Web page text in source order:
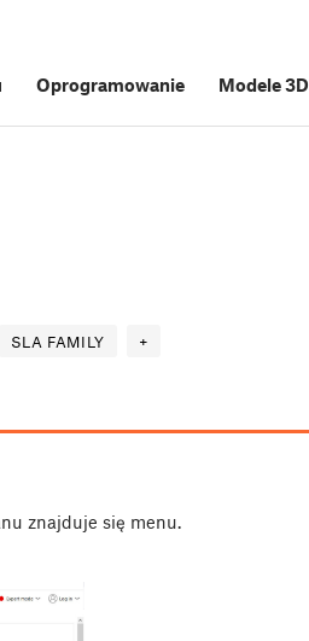
Oprogramowanie Modele 3D
SLA FAMILY +
znajduje się menu.